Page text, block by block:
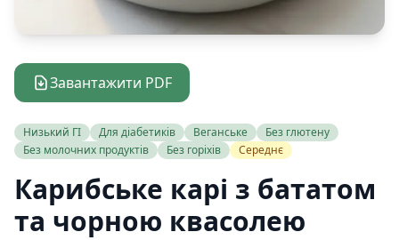
Завантажити PDF
Низький ГІ Для діабетиків Веганське
Без глютену
Без молочних продуктів
Без горіхів Середнє
Карибське карі з бататом
та чорною квасолею